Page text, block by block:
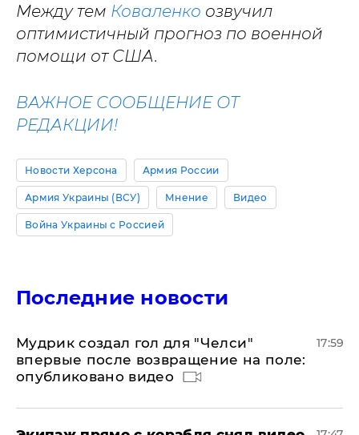
Между тем Коваленко озвучил
оптимистичный прогноз по военной
помощи от США.
ВАЖНОЕ СООБЩЕНИЕ ОТ
РЕДАКЦИИ!
Новости Херсона Армия России
Армия Украины (ВСУ) Мнение Видео
Война Украины с Россией
Последние новости
Мудрик создал гол для "Челси"
впервые после возвращение на поле:
опубликовано видео
17:59